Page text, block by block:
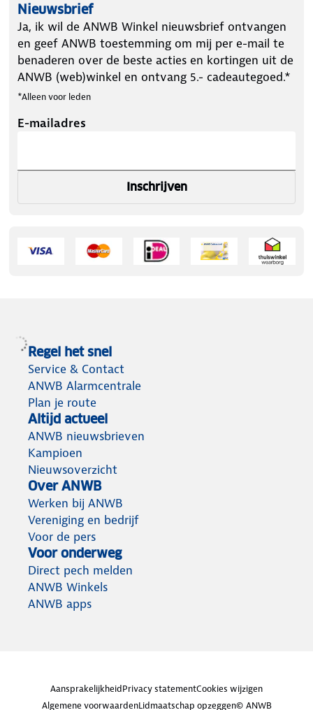
Nieuwsbrief
Ja, ik wil de ANWB Winkel nieuwsbrief ontvangen
en geef ANWB toestemming om mij per e-mail te
benaderen over de beste acties en kortingen uit de
ANWB (web)winkel en ontvang 5.- cadeautegoed.*
*Alleen voor leden
E-mailadres
Inschrijven
Regel het snel
Service & Contact
ANWB Alarmcentrale
Plan je route
Altijd actueel
ANWB nieuwsbrieven
Kampioen
Nieuwsoverzicht
Over ANWB
Werken bij ANWB
Vereniging en bedrijf
Voor de pers
Voor onderweg
Direct pech melden
ANWB Winkels
ANWB apps
AansprakelijkheidPrivacy statementCookies wijzigen
Algemene voorwaardenLidmaatschap opzeggen© ANWB